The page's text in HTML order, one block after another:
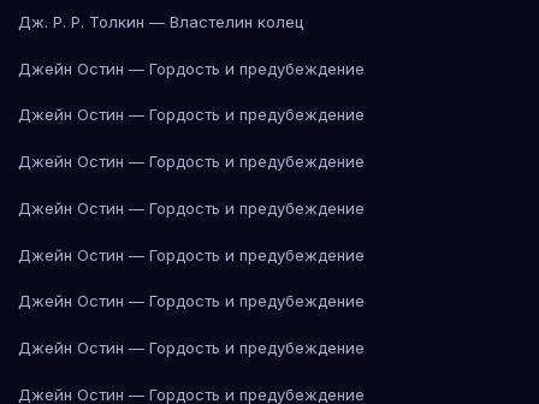
Дж. Р. Р. Толкин — Властелин колец
Джейн Остин — Гордость и предубеждение
Джейн Остин — Гордость и предубеждение
Джейн Остин — Гордость и предубеждение
Джейн Остин — Гордость и предубеждение
Джейн Остин — Гордость и предубеждение
Джейн Остин — Гордость и предубеждение
Джейн Остин — Гордость и предубеждение
Джейн Остин — Гордость и предубеждение